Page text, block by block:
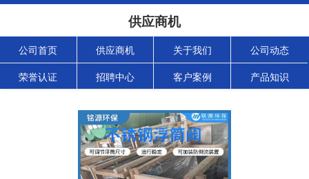
供应商机
公司首页 供应商机 关于我们 公司动态
荣誉认证 招聘中心 客户案例 产品知识